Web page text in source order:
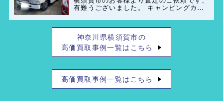
有難うございました。 キャンピングカー
すのでお気軽にご連絡お待ちしておりま
す。
神奈川県横須賀市の
高価買取事例一覧はこちら
高価買取事例一覧はこちら